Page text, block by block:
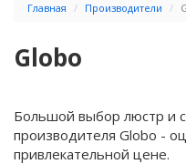
Главная Производители
Globo
Большой выбор люстр и
производителя Globo -
привлекательной цене.